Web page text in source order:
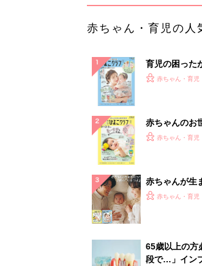
赤ちゃん・育児の人
育児の困った
『ひよこクラ
赤ちゃん・育児
赤ちゃんのお
てのひよこク
赤ちゃん・育児
赤ちゃんが生
ひよ」
赤ちゃん・育児
65歳以上の方
段で…」イン